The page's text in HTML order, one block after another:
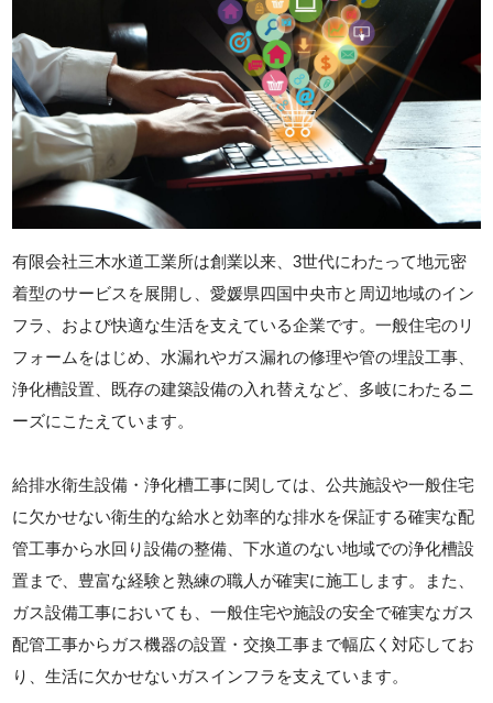
有限会社三木水道工業所は創業以来、3世代にわたって地元密
着型のサービスを展開し、愛媛県四国中央市と周辺地域のイン
フラ、および快適な生活を支えている企業です。一般住宅のリ
フォームをはじめ、水漏れやガス漏れの修理や管の埋設工事、
浄化槽設置、既存の建築設備の入れ替えなど、多岐にわたるニ
ーズにこたえています。
給排水衛生設備・浄化槽工事に関しては、公共施設や一般住宅
に欠かせない衛生的な給水と効率的な排水を保証する確実な配
管工事から水回り設備の整備、下水道のない地域での浄化槽設
置まで、豊富な経験と熟練の職人が確実に施工します。また、
ガス設備工事においても、一般住宅や施設の安全で確実なガス
配管工事からガス機器の設置・交換工事まで幅広く対応してお
り、生活に欠かせないガスインフラを支えています。